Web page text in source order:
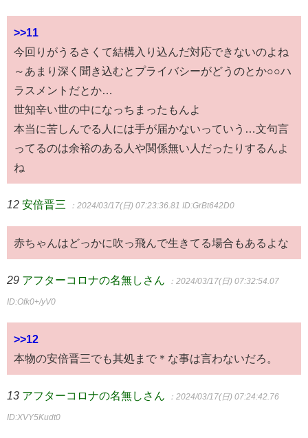
>>11
今回りがうるさくて結構入り込んだ対応できないのよね
～あまり深く聞き込むとプライバシーがどうのとか○○ハ
ラスメントだとか…
世知辛い世の中になっちまったもんよ
本当に苦しんでる人には手が届かないっていう…文句言
ってるのは余裕のある人や関係無い人だったりするんよ
ね
12 安倍晋三 ：2024/03/17(日) 07:23:36.81 ID:GrBt642D0
赤ちゃんはどっかに吹っ飛んで生きてる場合もあるよな
29 アフターコロナの名無しさん ：2024/03/17(日) 07:32:54.07
ID:Ofk0+/yV0
>>12
本物の安倍晋三でも其処まで＊な事は言わないだろ。
13 アフターコロナの名無しさん ：2024/03/17(日) 07:24:42.76
ID:XVY5Kudt0